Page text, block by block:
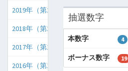
2019年（第298回〜第349回）
2018年（第246回〜第297回）
2017年（第194回〜第245回）
2016年（第142回〜第193回）
抽選数字
本数字 4
ボーナス数字 19